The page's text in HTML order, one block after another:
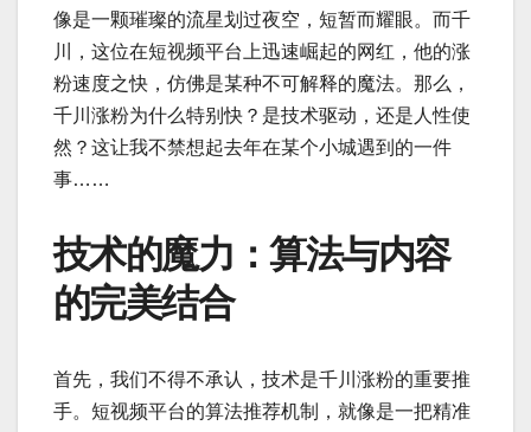
像是一颗璀璨的流星划过夜空，短暂而耀眼。而千
川，这位在短视频平台上迅速崛起的网红，他的涨
粉速度之快，仿佛是某种不可解释的魔法。那么，
千川涨粉为什么特别快？是技术驱动，还是人性使
然？这让我不禁想起去年在某个小城遇到的一件
事……
技术的魔力：算法与内容
的完美结合
首先，我们不得不承认，技术是千川涨粉的重要推
手。短视频平台的算法推荐机制，就像是一把精准